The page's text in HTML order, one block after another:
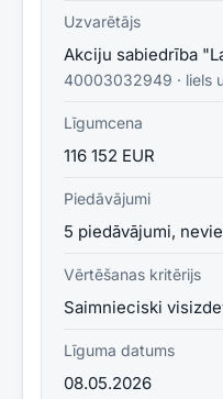
Uzvarētājs
Akciju sabiedrība
40003032949 · liels
Līgumcena
116 152 EUR
Piedāvājumi
5 piedāvājumi,
Vērtēšanas kritērijs
Saimnieciski
Līguma datums
08.05.2026